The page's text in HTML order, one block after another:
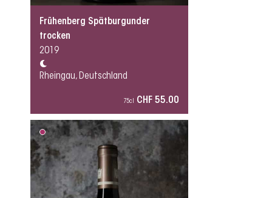
Frühenberg Spätburgunder
trocken
2019
Rheingau, Deutschland
75cl CHF 55.00